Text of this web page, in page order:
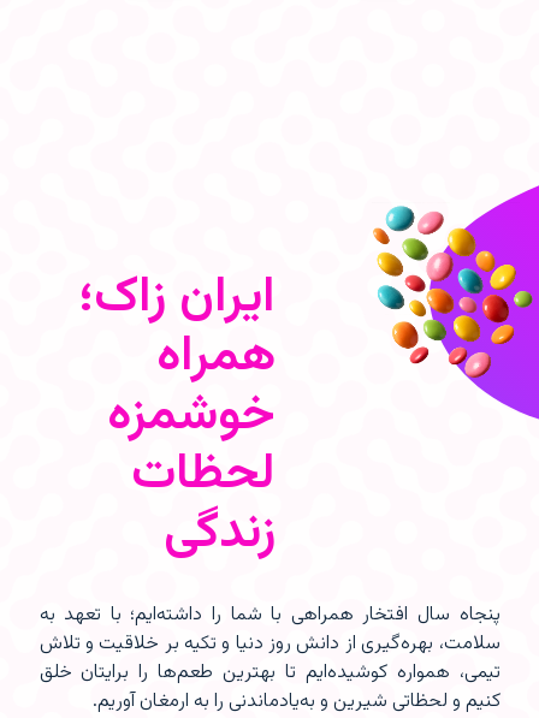
ایران زاک؛
همراه
خوشمزه
لحظات
زندگی
پنجاه سال افتخار همراهی با شما را داشته‌ایم؛ با تعهد به
سلامت، بهره‌گیری از دانش روز دنیا و تکیه بر خلاقیت و تلاش
تیمی، همواره کوشیده‌ایم تا بهترین طعم‌ها را برایتان خلق
کنیم و لحظاتی شیرین و به‌یادماندنی را به ارمغان آوریم.